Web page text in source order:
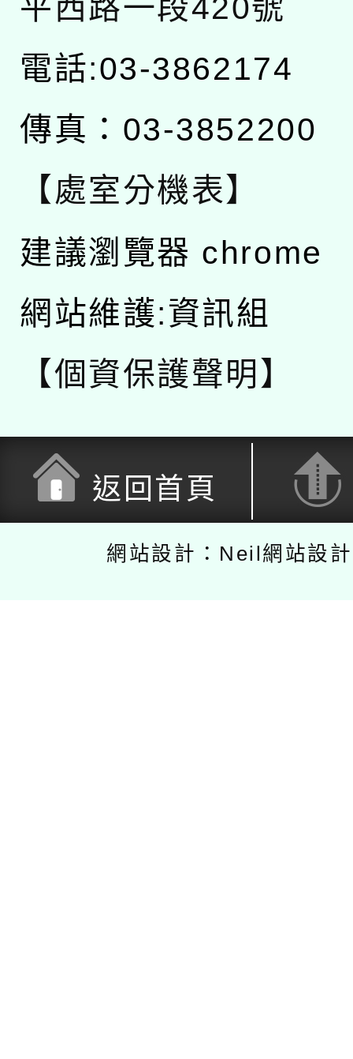
平西路一段420號
電話:03-3862174
傳真：03-3852200
【處室分機表】
建議瀏覽器 chrome
網站維護:資訊組
【個資保護聲明】
返回首頁
網站設計：Neil網站設